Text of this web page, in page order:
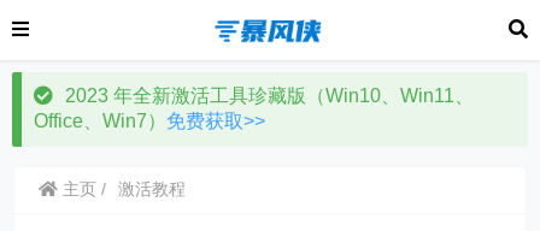
2023 年全新激活工具珍藏版（Win10、Win11、
Office、Win7） 免费获取>>
主页 激活教程